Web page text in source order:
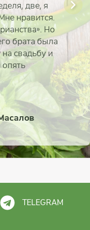
две, я
нравится.
Но
брата была
на свадьбу и
опять
Марина Габрух
Наталья Евтушенко
Зоя Кабирова
Лидия Гоголева
Владимир Васильев
Антон Букрин
Мария Карсакова
TELEGRAM